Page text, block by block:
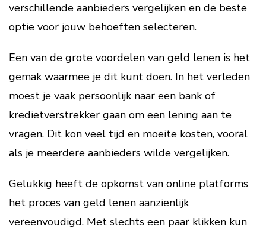
verschillende aanbieders vergelijken en de beste
optie voor jouw behoeften selecteren.
Een van de grote voordelen van geld lenen is het
gemak waarmee je dit kunt doen. In het verleden
moest je vaak persoonlijk naar een bank of
kredietverstrekker gaan om een lening aan te
vragen. Dit kon veel tijd en moeite kosten, vooral
als je meerdere aanbieders wilde vergelijken.
Gelukkig heeft de opkomst van online platforms
het proces van geld lenen aanzienlijk
vereenvoudigd. Met slechts een paar klikken kun